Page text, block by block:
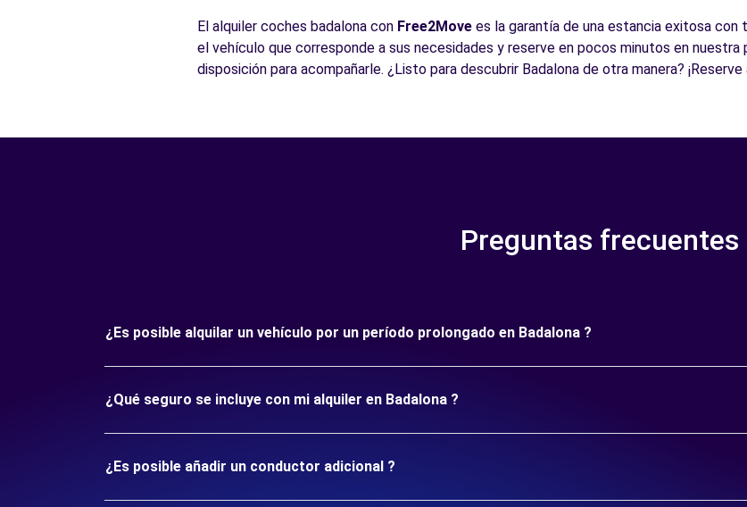
El alquiler coches badalona con Free2Move es la garantía de una estancia exitosa
el vehículo que corresponde a sus necesidades y reserve en pocos minutos en
disposición para acompañarle. ¿Listo para descubrir Badalona de otra manera?
Preguntas frecuentes
¿Es posible alquilar un vehículo por un período prolongado en Badalona ?
¿Qué seguro se incluye con mi alquiler en Badalona ?
¿Es posible añadir un conductor adicional ?